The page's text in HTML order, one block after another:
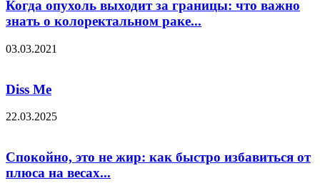
Когда опухоль выходит за границы: что важно
знать о колоректальном раке...
03.03.2021
Diss Me
22.03.2025
Спокойно, это не жир: как быстро избавиться от
плюса на весах...